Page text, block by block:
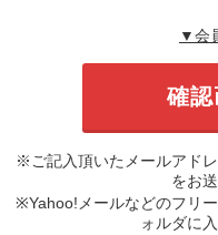
▼会
※ご記入頂いたメールアド
をお
※Yahoo!メールなどのフリ
ォルダに